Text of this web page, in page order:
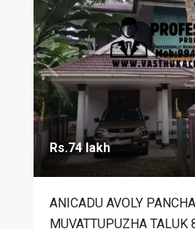
Rs.74 lakh
ANICADU AVOLY
MUVATTUPUZHA TALUK